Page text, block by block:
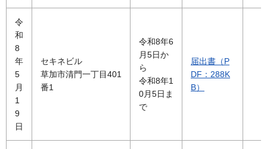
令
和
8
年
5
月
1
9
日
セキネビル
草加市清門一丁目401
番1
令和8年6
月5日か
ら
令和8年1
0月5日ま
で
届出書（P
DF：288K
B）